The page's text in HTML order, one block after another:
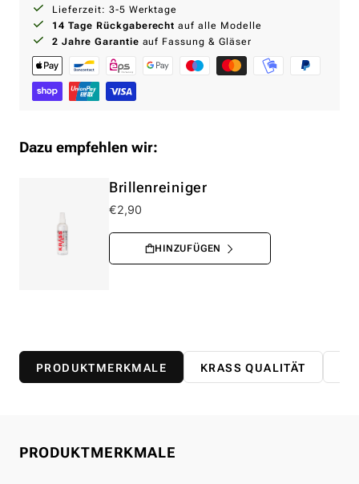
Lieferzeit: 3-5 Werktage
14 Tage Rückgaberecht auf alle Modelle
2 Jahre Garantie auf Fassung & Gläser
Dazu empfehlen wir:
Brillenreiniger
€2,90
PRODUKTMERKMALE KRASS QUALITÄT
PRODUKTMERKMALE